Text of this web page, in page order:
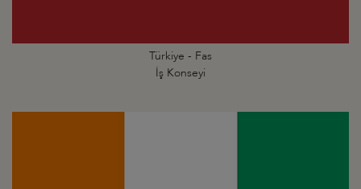
Türkiye - Fas
İş Konseyi